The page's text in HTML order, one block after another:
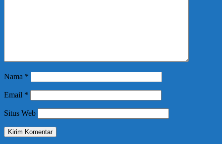
Nama *
Email *
Situs Web